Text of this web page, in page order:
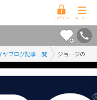
ヤブログ記事一覧 ジョージの